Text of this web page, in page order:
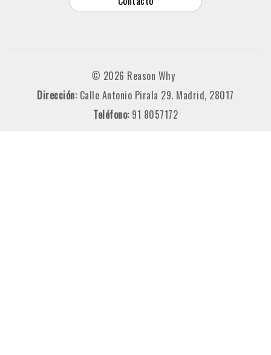
© 2026 Reason Why
Dirección: Calle Antonio Pirala 29. Madrid, 28017
Teléfono: 91 8057172